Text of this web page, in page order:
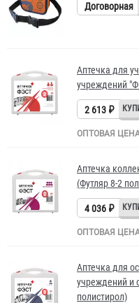
Договорная
Аптечка для
учреждений
2 613 ₽
ОПТОВАЯ
Аптечка
(Футляр 8-2
4 036 ₽
ОПТОВАЯ
Аптечка для
учреждений и
полистирол)